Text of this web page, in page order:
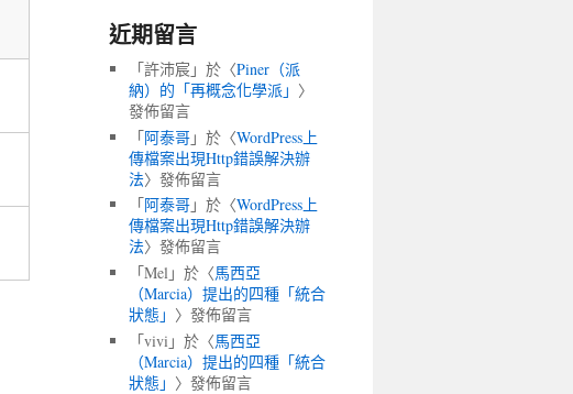
近期留言
「許沛宸 」於〈Piner（派
納）的「再概念化學派」 〉
發佈留言
「阿泰哥 」於〈WordPress上
傳檔案出現Http錯誤解決辦
法〉發佈留言
「阿泰哥 」於〈WordPress上
傳檔案出現Http錯誤解決辦
法〉發佈留言
「Mel 」於〈馬西亞
（Marcia）提出的四種「統合
狀態」 〉發佈留言
「vivi 」於〈馬西亞
（Marcia）提出的四種「統合
狀態」 〉發佈留言